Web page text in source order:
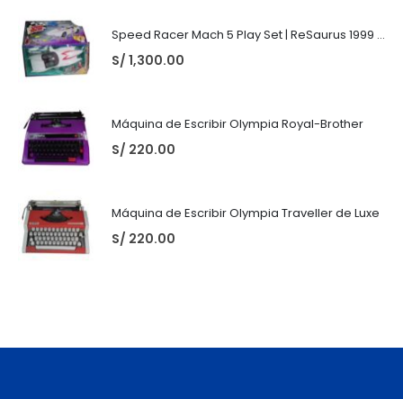
Speed Racer Mach 5 Play Set | ReSaurus 1999 | Meteoro
S/ 1,300.00
Máquina de Escribir Olympia Royal-Brother
S/ 220.00
Máquina de Escribir Olympia Traveller de Luxe
S/ 220.00